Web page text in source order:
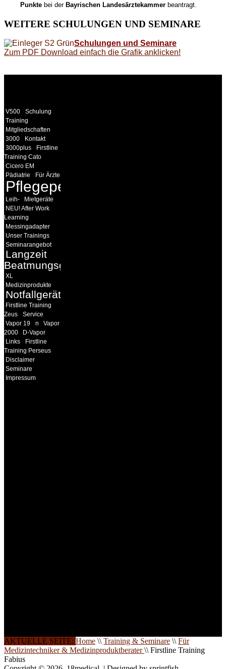
Punkte bei derBayrischen Landesärztekammer beantragt.
WEITERE SCHULUNGEN UND SEMINARE
Schulungen und Seminare
Zum PDF Download einfach die Grafik anklicken!
V500
Schulung
Training
Mitgliedschaften
3000
Kontakt
3000plus
Firstline
Training Cato
Cicero EM
Pädiatrie
Für Ärzte
Pflegepersonal
Leih-
Mietgeräte
NEU! After Work
Learning
Messingadapter
Unser Trainings
Seminarangebot
Langzeit
Beatmungsgeräte
XL
Medizinprodukte
Notfallgeräte
Firstline Training
Zeus
Service
Vapor 19
n
Vapor
2000
D-Vapor
Links
Firstline
Training Perseus
Disclaimer
Seminare
Impressum
AKTUELLE SEITE: Home \\ Training & Seminare \\ Für
Medizintechniker & Medizinproduktberater\\ Firstline Training
Fabius